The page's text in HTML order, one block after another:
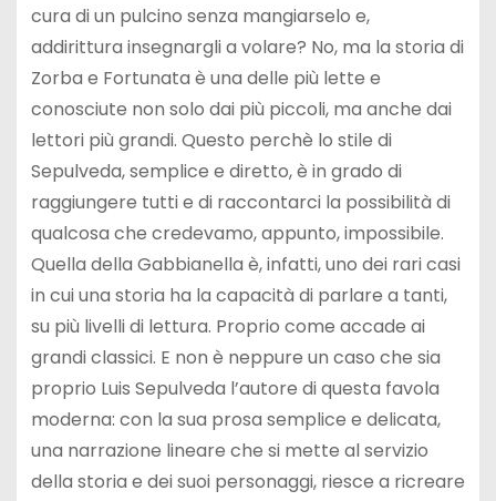
cura di un pulcino senza mangiarselo e,
addirittura insegnargli a volare? No, ma la storia di
Zorba e Fortunata è una delle più lette e
conosciute non solo dai più piccoli, ma anche dai
lettori più grandi. Questo perchè lo stile di
Sepulveda, semplice e diretto, è in grado di
raggiungere tutti e di raccontarci la possibilità di
qualcosa che credevamo, appunto, impossibile.
Quella della Gabbianella è, infatti, uno dei rari casi
in cui una storia ha la capacità di parlare a tanti,
su più livelli di lettura. Proprio come accade ai
grandi classici. E non è neppure un caso che sia
proprio Luis Sepulveda l’autore di questa favola
moderna: con la sua prosa semplice e delicata,
una narrazione lineare che si mette al servizio
della storia e dei suoi personaggi, riesce a ricreare